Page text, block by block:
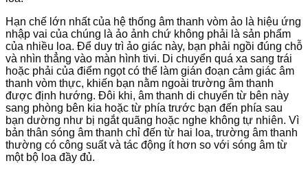
Hạn chế lớn nhất của hệ thống âm thanh vòm ảo là hiệu ứng
nhập vai của chúng là ảo ảnh chứ không phải là sản phẩm
của nhiều loa. Để duy trì ảo giác này, bạn phải ngồi đúng chỗ
và nhìn thẳng vào màn hình tivi. Di chuyển quá xa sang trái
hoặc phải của điểm ngọt có thể làm gián đoạn cảm giác âm
thanh vòm thực, khiến bạn nằm ngoài trường âm thanh
được định hướng. Đôi khi, âm thanh di chuyển từ bên này
sang phòng bên kia hoặc từ phía trước bạn đến phía sau
bạn dường như bị ngắt quãng hoặc nghe không tự nhiên. Vì
bản thân sóng âm thanh chỉ đến từ hai loa, trường âm thanh
thường có công suất và tác động ít hơn so với sóng âm từ
một bộ loa đầy đủ.